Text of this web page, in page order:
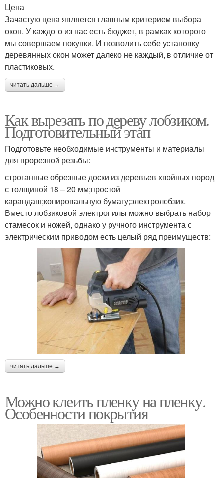
Цена
Зачастую цена является главным критерием выбора
окон. У каждого из нас есть бюджет, в рамках которого
мы совершаем покупки. И позволить себе установку
деревянных окон может далеко не каждый, в отличие от
пластиковых.
читать дальше →
Как вырезать по дереву лобзиком.
Подготовительный этап
Подготовьте необходимые инструменты и материалы
для прорезной резьбы:
строганные обрезные доски из деревьев хвойных пород
с толщиной 18 – 20 мм;простой
карандаш;копировальную бумагу;электролобзик.
Вместо лобзиковой электропилы можно выбрать набор
стамесок и ножей, однако у ручного инструмента с
электрическим приводом есть целый ряд преимуществ:
читать дальше →
Можно клеить пленку на пленку.
Особенности покрытия